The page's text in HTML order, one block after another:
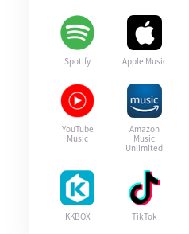
Spotify Apple Music
YouTube
Music
Amazon
Music
Unlimited
KKBOX TikTok